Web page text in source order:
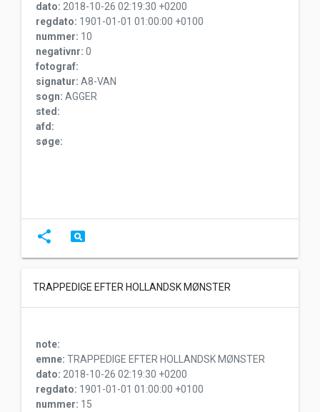
dato: 2018-10-26 02:19:30 +0200
regdato: 1901-01-01 01:00:00 +0100
nummer: 10
negativnr: 0
fotograf:
signatur: A8-VAN
sogn: AGGER
sted:
afd:
søge:
share pageview
TRAPPEDIGE EFTER HOLLANDSK MØNSTER
note:
emne: TRAPPEDIGE EFTER HOLLANDSK MØNSTER
dato: 2018-10-26 02:19:30 +0200
regdato: 1901-01-01 01:00:00 +0100
nummer: 15